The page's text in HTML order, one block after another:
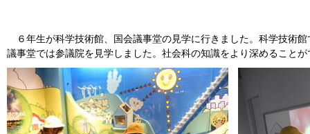
６年生が科学技術館、国会議事堂の見学に行きました。科学技術
議事堂では参議院を見学しました。社会科の知識をより深めること